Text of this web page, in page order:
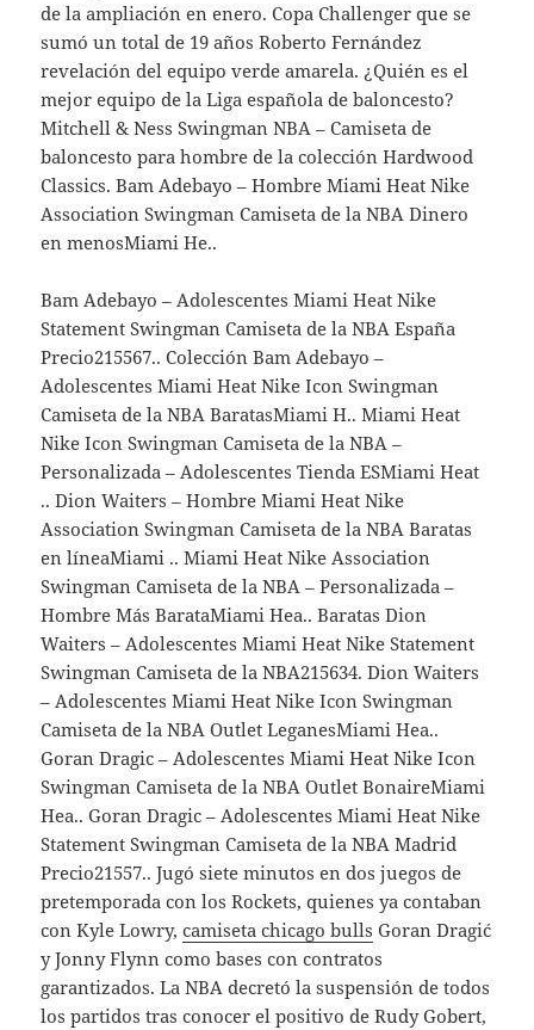
de la ampliación en enero. Copa Challenger que se
sumó un total de 19 años Roberto Fernández
revelación del equipo verde amarela. ¿Quién es el
mejor equipo de la Liga española de baloncesto?
Mitchell & Ness Swingman NBA – Camiseta de
baloncesto para hombre de la colección Hardwood
Classics. Bam Adebayo – Hombre Miami Heat Nike
Association Swingman Camiseta de la NBA Dinero
en menosMiami He..
Bam Adebayo – Adolescentes Miami Heat Nike
Statement Swingman Camiseta de la NBA España
Precio215567.. Colección Bam Adebayo –
Adolescentes Miami Heat Nike Icon Swingman
Camiseta de la NBA BaratasMiami H.. Miami Heat
Nike Icon Swingman Camiseta de la NBA –
Personalizada – Adolescentes Tienda ESMiami Heat
.. Dion Waiters – Hombre Miami Heat Nike
Association Swingman Camiseta de la NBA Baratas
en líneaMiami .. Miami Heat Nike Association
Swingman Camiseta de la NBA – Personalizada –
Hombre Más BarataMiami Hea.. Baratas Dion
Waiters – Adolescentes Miami Heat Nike Statement
Swingman Camiseta de la NBA215634. Dion Waiters
– Adolescentes Miami Heat Nike Icon Swingman
Camiseta de la NBA Outlet LeganesMiami Hea..
Goran Dragic – Adolescentes Miami Heat Nike Icon
Swingman Camiseta de la NBA Outlet BonaireMiami
Hea.. Goran Dragic – Adolescentes Miami Heat Nike
Statement Swingman Camiseta de la NBA Madrid
Precio21557.. Jugó siete minutos en dos juegos de
pretemporada con los Rockets, quienes ya contaban
con Kyle Lowry,camiseta chicago bulls Goran Dragić
y Jonny Flynn como bases con contratos
garantizados. La NBA decretó la suspensión de todos
los partidos tras conocer el positivo de Rudy Gobert,